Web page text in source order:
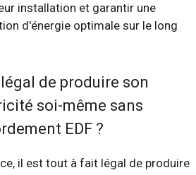
installation et garantir une
d'énergie optimale sur le long
de produire son
soi-même sans
EDF ?
il est tout à fait légal de produire